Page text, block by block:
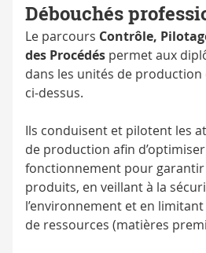
Débouchés
Le parcours Contrôle,
des Procédés permet aux
dans les unités de
ci-dessus.
Ils conduisent et pilotent les
de production afin
fonctionnement pour garantir
produits, en veillant à la
l’environnement et en
de ressources (matières